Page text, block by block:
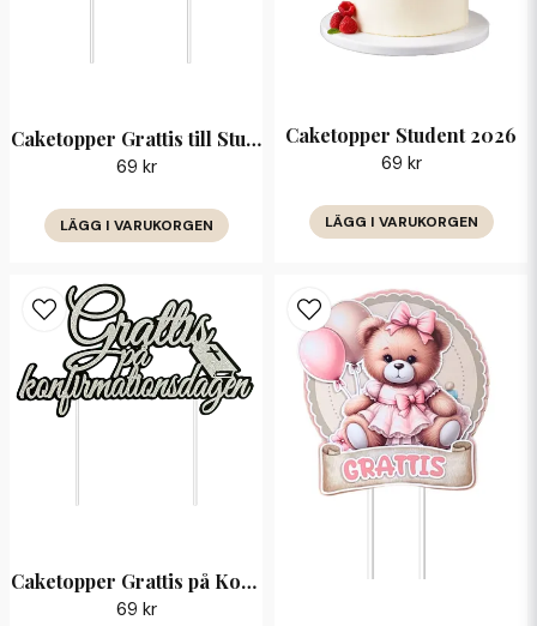
Caketopper Grattis till Studenten 2026
69 kr
LÄGG I VARUKORGEN
Caketopper Student 2026
69 kr
LÄGG I VARUKORGEN
Caketopper Grattis på Konfirmationsdagen
69 kr